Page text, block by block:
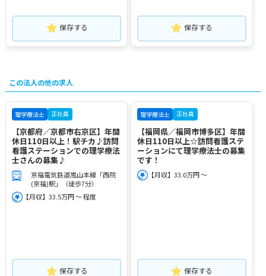
保存する 保存する
この法人の他の求人
理学療法士 正社員
【京都府／京都市右京区】年間
休日110日以上！駅チカ♪訪問
看護ステーションでの理学療法
士さんの募集♪
京福電気鉄道嵐山本線「西院
(京福)駅」（徒歩7分）
【月収】33.5万円 ～ 程度
保存する
理学療法士 正社員
【福岡県／福岡市博多区】年間
休日110日以上☆訪問看護ステ
ーションにて理学療法士の募集
です！
【月収】33.0万円 ～
保存する